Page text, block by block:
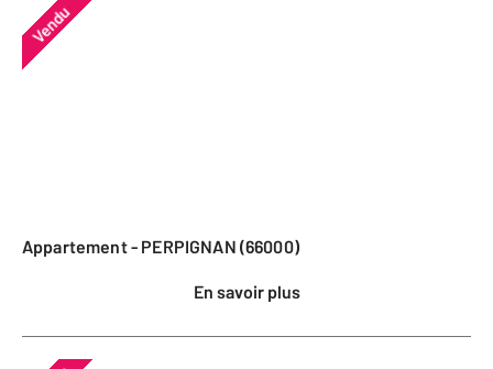
Vendu
Appartement - PERPIGNAN (66000)
En savoir plus